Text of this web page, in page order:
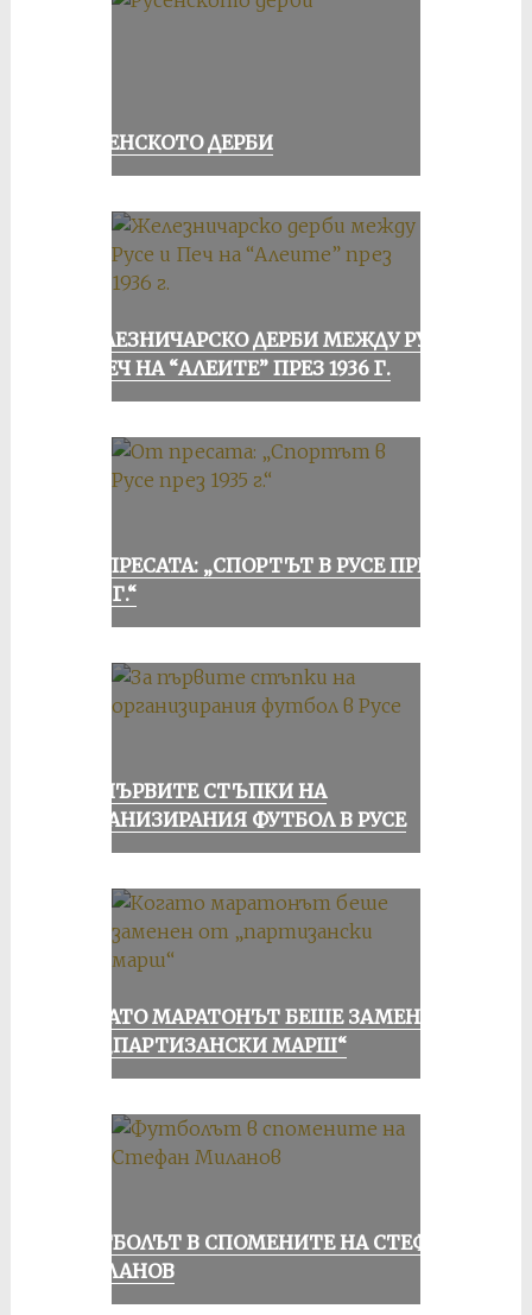
РУСЕНСКОТО ДЕРБИ
ЖЕЛЕЗНИЧАРСКО ДЕРБИ МЕЖДУ РУСЕ
И ПЕЧ НА “АЛЕИТЕ” ПРЕЗ 1936 Г.
ОТ ПРЕСАТА: „СПОРТЪТ В РУСЕ ПРЕЗ
1935 Г.“
ЗА ПЪРВИТЕ СТЪПКИ НА
ОРГАНИЗИРАНИЯ ФУТБОЛ В РУСЕ
КОГАТО МАРАТОНЪТ БЕШЕ ЗАМЕНЕН
ОТ „ПАРТИЗАНСКИ МАРШ“
ФУТБОЛЪТ В СПОМЕНИТЕ НА СТЕФАН
МИЛАНОВ